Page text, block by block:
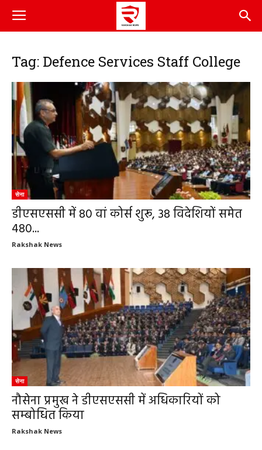
Tag: Defence Services Staff College
सेना
डीएसएससी में 80 वां कोर्स शुरू, 38 विदेशियों समेत
480...
Rakshak News
सेना
नौसेना प्रमुख ने डीएसएससी में अधिकारियों को
सम्बोधित किया
Rakshak News